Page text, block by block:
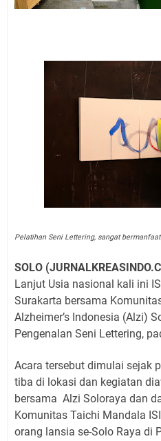
Pelatihan Seni Lettering, sangat
SOLO
Lanjut Usia nasional kali ini
Surakarta bersama
Alzheimer’s Indonesia (Alzi)
Pengenalan Seni Lettering,
Acara tersebut dimulai sejak
tiba di lokasi dan kegiatan
bersama Alzi Soloraya dan
Komunitas Taichi Mandala
orang lansia se-Solo Raya di